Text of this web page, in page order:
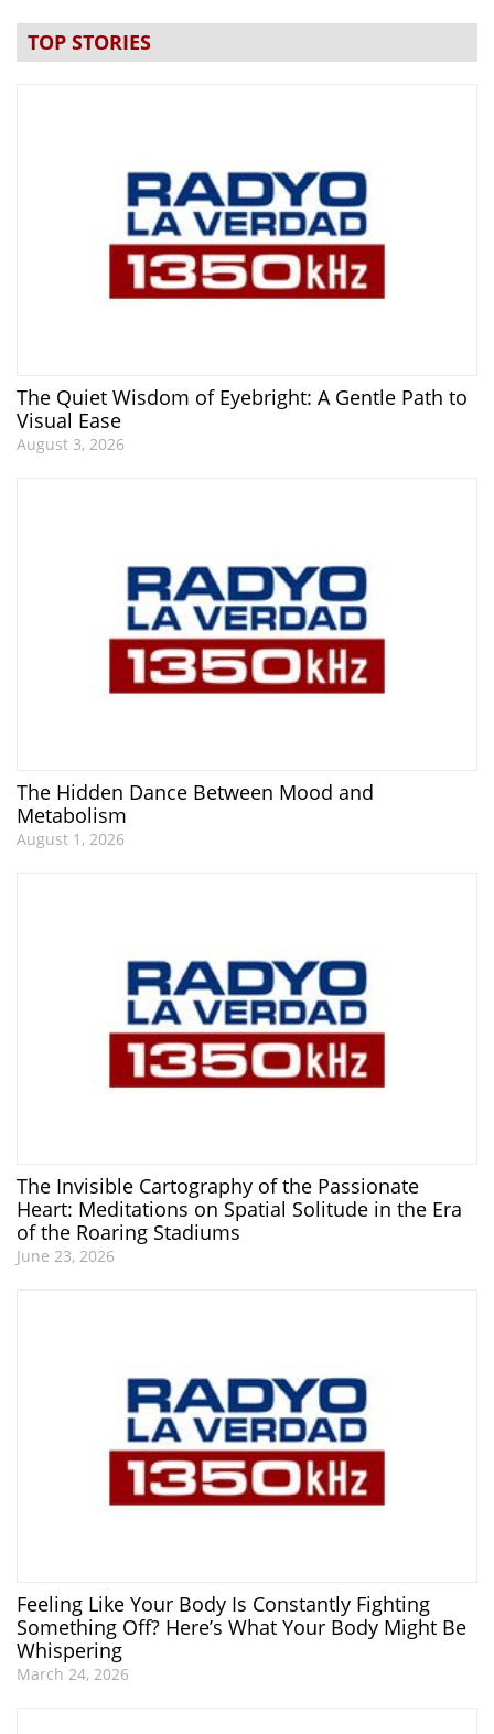
TOP STORIES
The Quiet Wisdom of Eyebright: A Gentle Path to
Visual Ease
August 3, 2026
The Hidden Dance Between Mood and
Metabolism
August 1, 2026
The Invisible Cartography of the Passionate
Heart: Meditations on Spatial Solitude in the Era
of the Roaring Stadiums
June 23, 2026
Feeling Like Your Body Is Constantly Fighting
Something Off? Here’s What Your Body Might Be
Whispering
March 24, 2026